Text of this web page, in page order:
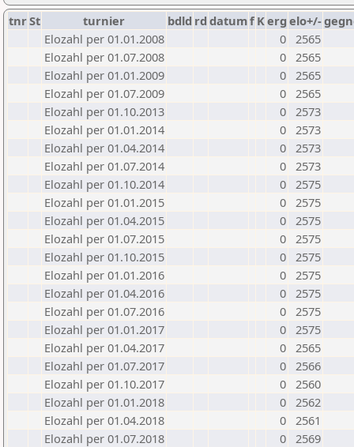
tnrSt turnier bdld rd datumf Kerg elo+/-
Elozahl per 01.01.2008
0 2565
Elozahl per 01.07.2008
0 2565
Elozahl per 01.01.2009
0 2565
Elozahl per 01.07.2009
0 2565
Elozahl per 01.10.2013
0 2573
Elozahl per 01.01.2014
0 2573
Elozahl per 01.04.2014
0 2573
Elozahl per 01.07.2014
0 2573
Elozahl per 01.10.2014
0 2575
Elozahl per 01.01.2015
0 2575
Elozahl per 01.04.2015
0 2575
Elozahl per 01.07.2015
0 2575
Elozahl per 01.10.2015
0 2575
Elozahl per 01.01.2016
0 2575
Elozahl per 01.04.2016
0 2575
Elozahl per 01.07.2016
0 2575
Elozahl per 01.01.2017
0 2575
Elozahl per 01.04.2017
0 2565
Elozahl per 01.07.2017
0 2566
Elozahl per 01.10.2017
0 2560
Elozahl per 01.01.2018
0 2562
Elozahl per 01.04.2018
0 2561
Elozahl per 01.07.2018
0 2569